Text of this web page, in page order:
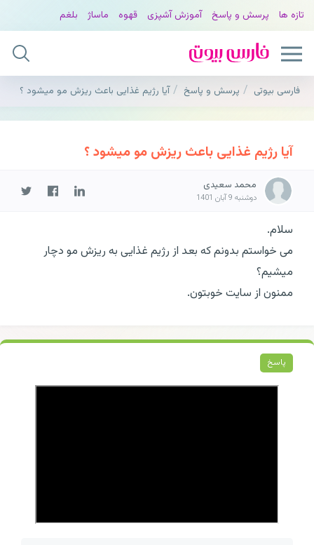
تازه ها پرسش و پاسخ آموزش آشپزی قهوه ماساژ بلغم
فارسی بیوتی پرسش و پاسخ آیا رژیم غذایی باعث ریزش مو میشود ؟
آیا رژیم غذایی باعث ریزش مو میشود ؟
محمد سعیدی
دوشنبه 9 آبان 1401
سلام.
می خواستم بدونم که بعد از رژیم غذایی به ریزش مو دچار
میشیم؟
ممنون از سایت خوبتون.
پاسخ